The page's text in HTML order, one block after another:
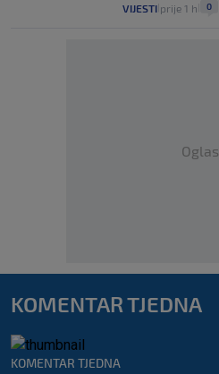
VIJESTI prije 1 h 0
Oglas
KOMENTAR TJEDNA
KOMENTAR TJEDNA